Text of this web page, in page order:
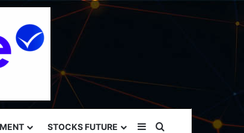
STOCKS FUTURE Sidebar (barre
Rechercher